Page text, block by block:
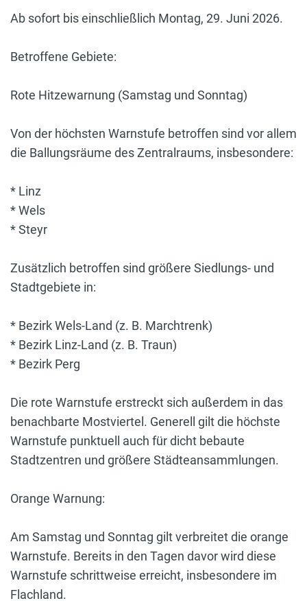
Ab sofort bis einschließlich Montag, 29. Juni 2026.
Betroffene Gebiete:
Rote Hitzewarnung (Samstag und Sonntag)
Von der höchsten Warnstufe betroffen sind vor allem
die Ballungsräume des Zentralraums, insbesondere:
* Linz
* Wels
* Steyr
Zusätzlich betroffen sind größere Siedlungs- und
Stadtgebiete in:
* Bezirk Wels-Land (z. B. Marchtrenk)
* Bezirk Linz-Land (z. B. Traun)
* Bezirk Perg
Die rote Warnstufe erstreckt sich außerdem in das
benachbarte Mostviertel. Generell gilt die höchste
Warnstufe punktuell auch für dicht bebaute
Stadtzentren und größere Städteansammlungen.
Orange Warnung:
Am Samstag und Sonntag gilt verbreitet die orange
Warnstufe. Bereits in den Tagen davor wird diese
Warnstufe schrittweise erreicht, insbesondere im
Flachland.